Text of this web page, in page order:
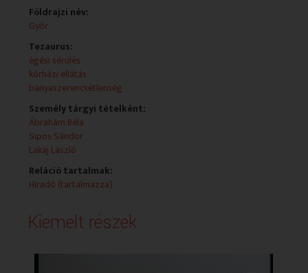
Földrajzi név:
Győr
Tezaurus:
égési sérülés
kórházi ellátás
bányaszerencsétlenség
Személy tárgyi tételként:
Ábrahám Béla
Sipos Sándor
Lakáj László
Reláció tartalmak:
Híradó (tartalmazza)
Kiemelt részek